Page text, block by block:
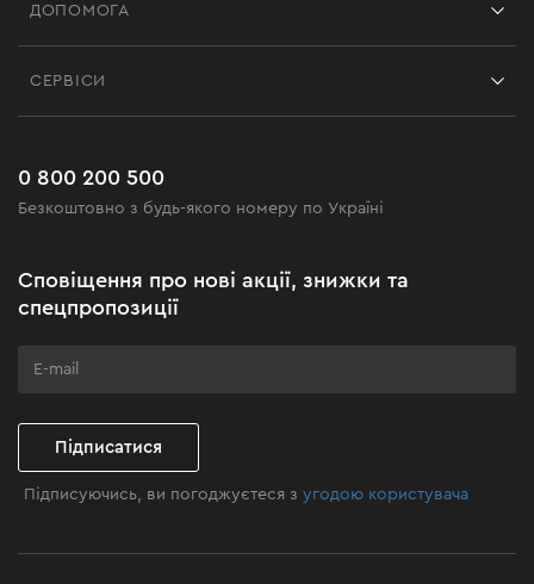
Відгуки
Чорна п'ятниця
Клуб майстерності
ДОПОМОГА
Поширені запитання
СЕРВІСИ
0 800 200 500
Безкоштовно з будь-якого номеру по Україні
Сповіщення про нові акції, знижки та
спецпропозиції
Підписатися
Підписуючись, ви погоджуєтеся зугодою користувача